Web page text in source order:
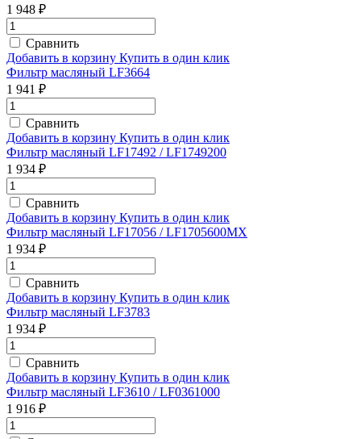
1 948 ₽
Сравнить
Добавить в корзину Купить в один клик
Фильтр масляный LF3664
1 941 ₽
Сравнить
Добавить в корзину Купить в один клик
Фильтр масляный LF17492 / LF1749200
1 934 ₽
Сравнить
Добавить в корзину Купить в один клик
Фильтр масляный LF17056 / LF1705600MX
1 934 ₽
Сравнить
Добавить в корзину Купить в один клик
Фильтр масляный LF3783
1 934 ₽
Сравнить
Добавить в корзину Купить в один клик
Фильтр масляный LF3610 / LF0361000
1 916 ₽